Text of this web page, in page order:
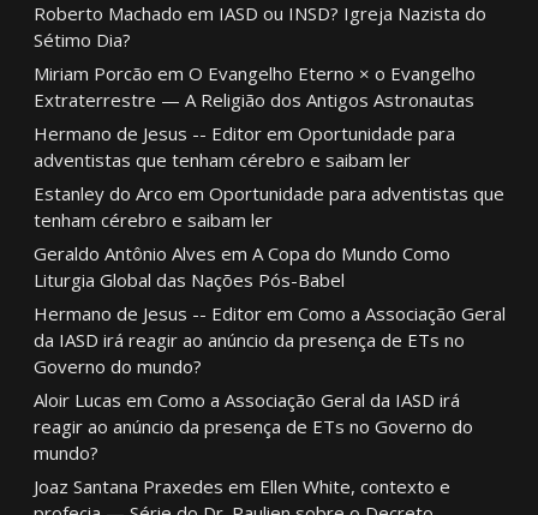
Roberto Machado em IASD ou INSD? Igreja Nazista do
Sétimo Dia?
Miriam Porcão em O Evangelho Eterno × o Evangelho
Extraterrestre — A Religião dos Antigos Astronautas
Hermano de Jesus -- Editorem Oportunidade para
adventistas que tenham cérebro e saibam ler
Estanley do Arco em Oportunidade para adventistas que
tenham cérebro e saibam ler
Geraldo Antônio Alves em A Copa do Mundo Como
Liturgia Global das Nações Pós-Babel
Hermano de Jesus -- Editorem Como a Associação Geral
da IASD irá reagir ao anúncio da presença de ETs no
Governo do mundo?
Aloir Lucas em Como a Associação Geral da IASD irá
reagir ao anúncio da presença de ETs no Governo do
mundo?
Joaz Santana Praxedes em Ellen White, contexto e